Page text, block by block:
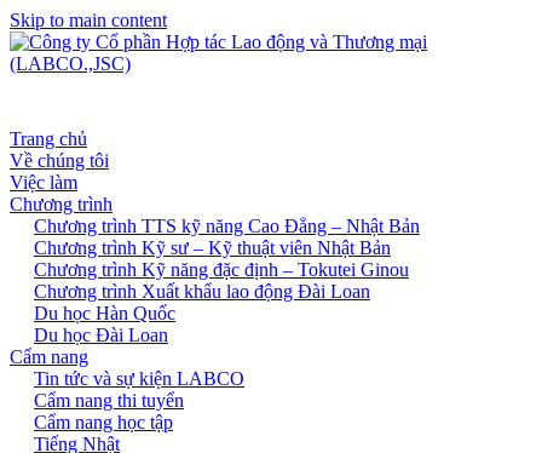
Skip to main content
Trang chủ
Về chúng tôi
Việc làm
Chương trình
Chương trình TTS kỹ năng Cao Đẳng – Nhật Bản
Chương trình Kỹ sư – Kỹ thuật viên Nhật Bản
Chương trình Kỹ năng đặc định – Tokutei Ginou
Chương trình Xuất khẩu lao động Đài Loan
Du học Hàn Quốc
Du học Đài Loan
Cẩm nang
Tin tức và sự kiện LABCO
Cẩm nang thi tuyển
Cẩm nang học tập
Tiếng Nhật